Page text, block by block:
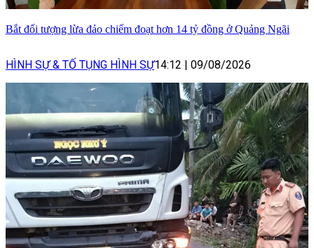
Bắt đối tượng lừa đảo chiếm đoạt hơn 14 tỷ đồng ở Quảng Ngãi
HÌNH SỰ & TỐ TỤNG HÌNH SỰ14:12 | 09/08/2026